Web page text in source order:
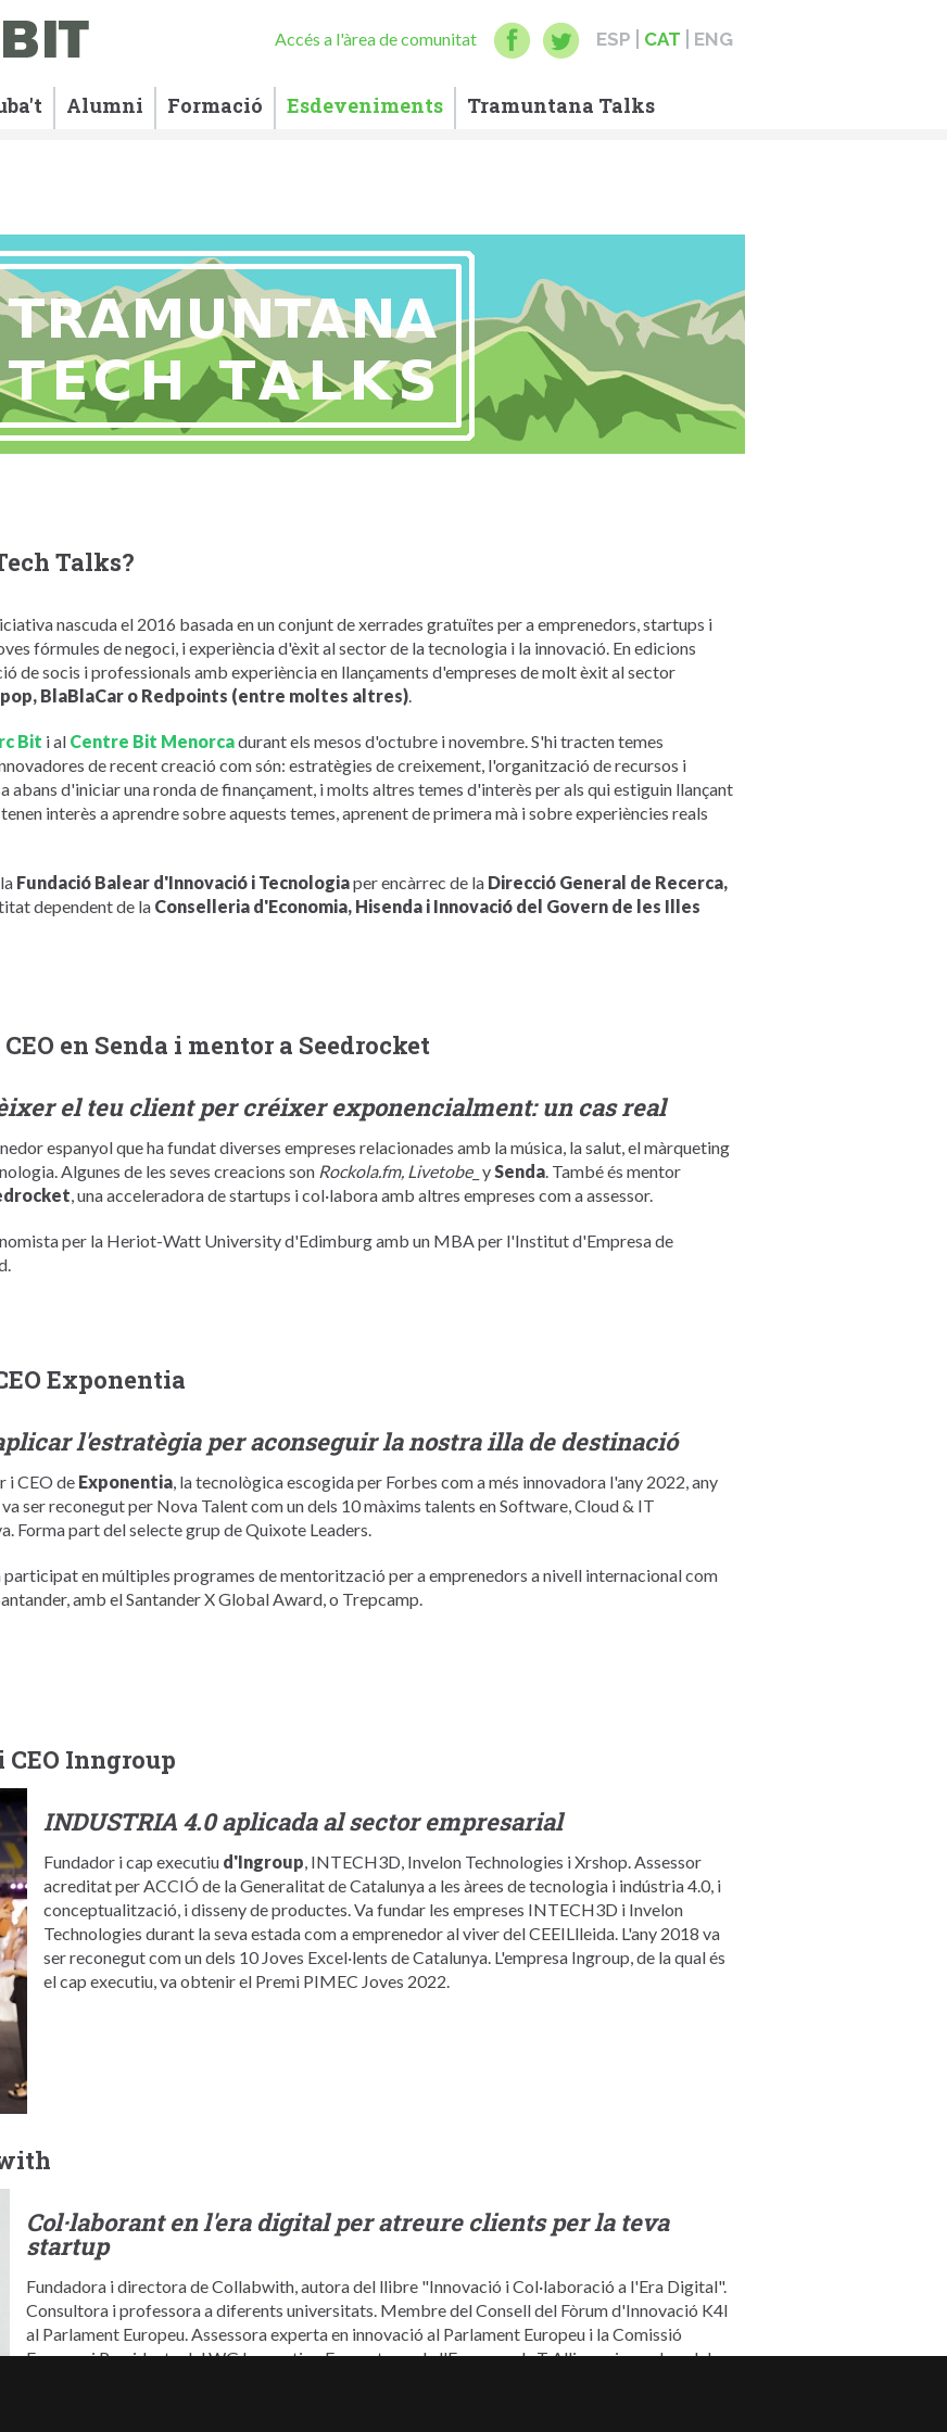
Accés a l'àrea de comunitat ESP CAT ENG
Alumni Formació Esdeveniments Tramuntana Talks
Talks?
nascuda el 2016 basada en un conjunt de xerrades gratuïtes per a emprenedors, startups i
fórmules de negoci, i experiència d'èxit al sector de la tecnologia i la innovació. En edicions
de socis i professionals amb experiència en llançaments d'empreses de molt èxit al sector
BlaBlaCar o Redpoints (entre moltes altres).
Bit i al Centre Bit Menorcadurant els mesos d'octubre i novembre. S'hi tracten temes
de recent creació com són: estratègies de creixement, l'organització de recursos i
abans d'iniciar una ronda de finançament, i molts altres temes d'interès per als qui estiguin llançant
interès a aprendre sobre aquests temes, aprenent de primera mà i sobre experiències reals
Fundació Balear d'Innovació i Tecnologiaper encàrrec de la Direcció General de Recerca,
dependent de la Conselleria d'Economia, Hisenda i Innovació del Govern de les Illes
en Senda i mentor a Seedrocket
el teu client per créixer exponencialment: un cas real
espanyol que ha fundat diverses empreses relacionades amb la música, la salut, el màrqueting
Algunes de les seves creacions son Rockola.fm, Livetobe_ ySenda. També és mentor
, una acceleradora de startups i col·labora amb altres empreses com a assessor.
per la Heriot-Watt University d'Edimburg amb un MBA per l'Institut d'Empresa de
Exponentia
l'estratègia per aconseguir la nostra illa de destinació
i CEO de Exponentia, la tecnològica escogida per Forbes com a més innovadora l'any 2022, any
va ser reconegut per Nova Talent com un dels 10 màxims talents en Software, Cloud & IT
Forma part del selecte grup de Quixote Leaders.
participat en múltiples programes de mentorització per a emprenedors a nivell internacional com
amb el Santander X Global Award, o Trepcamp.
Inngroup
INDUSTRIA 4.0 aplicada al sector empresarial
Fundador i cap executiu d'Ingroup, INTECH3D, Invelon Technologies i Xrshop. Assessor
acreditat per ACCIÓ de la Generalitat de Catalunya a les àrees de tecnologia i indústria 4.0, i
conceptualització, i disseny de productes. Va fundar les empreses INTECH3D i Invelon
Technologies durant la seva estada com a emprenedor al viver del CEEILlleida. L'any 2018 va
ser reconegut com un dels 10 Joves Excel·lents de Catalunya. L'empresa Ingroup, de la qual és
el cap executiu, va obtenir el Premi PIMEC Joves 2022.
Col·laborant en l'era digital per atreure clients per la teva
startup
Fundadora i directora de Collabwith, autora del llibre "Innovació i Col·laboració a l'Era Digital".
Consultora i professora a diferents universitats. Membre del Consell del Fòrum d'Innovació K4I
al Parlament Europeu. Assessora experta en innovació al Parlament Europeu i la Comissió
Europea i Presidenta del WG Innovation Ecosystems de l'European IoT Alliance i membre del